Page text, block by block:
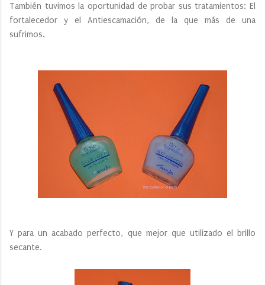
También tuvimos la oportunidad de probar sus tratamientos: El
fortalecedor y el Antiescamación, de la que más de una
sufrimos.
Y para un acabado perfecto, que mejor que utilizado el brillo
secante.